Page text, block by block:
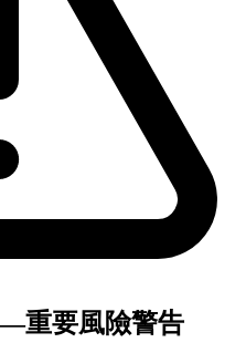
重要風險警告